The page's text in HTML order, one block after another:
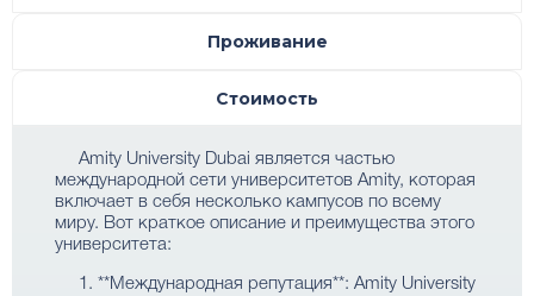
Проживание
Стоимость
Amity University Dubai является частью
международной сети университетов Amity, которая
включает в себя несколько кампусов по всему
миру. Вот краткое описание и преимущества этого
университета:
1. **Международная репутация**: Amity University